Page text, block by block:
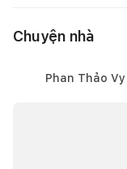
Chuyện nhà
Phan Thảo Vy